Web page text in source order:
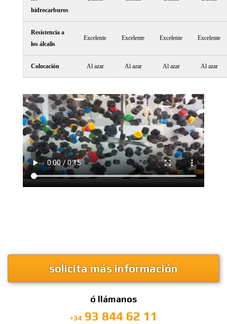
hidrocarburos
Resistencia a
los álcalis
Excelente Excelente Excelente Excelente
Colocación Al azar Al azar Al azar Al azar
solicita más información
ó llámanos
+34 93 844 62 11